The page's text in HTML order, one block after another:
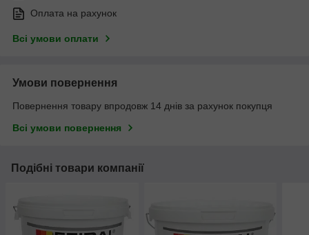
Оплата на рахунок
Всі умови оплати
Умови повернення
Повернення товару впродовж 14 днів за рахунок покупця
Всі умови повернення
Подібні товари компанії